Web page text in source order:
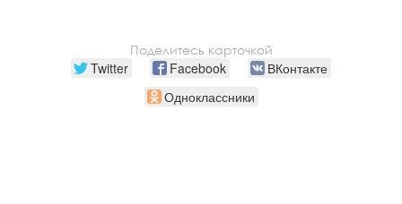
Поделитесь карточкой
Twitter Facebook
ВКонтакте
Одноклассники